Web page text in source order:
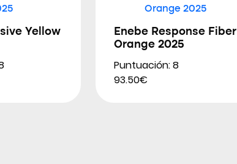
Yellow
Enebe Response Fiber
Orange 2025
Puntuación: 8
93.50€